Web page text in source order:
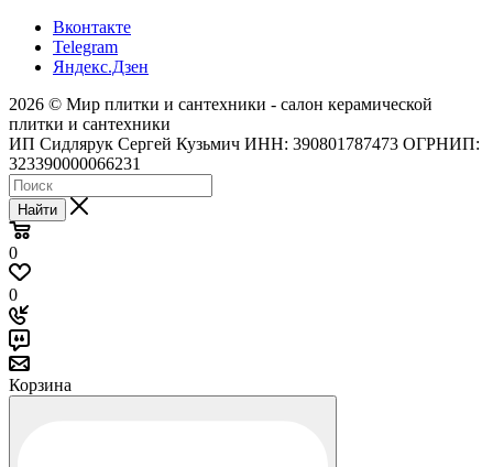
Вконтакте
Telegram
Яндекс.Дзен
2026 © Мир плитки и сантехники - салон керамической
плитки и сантехники
ИП Сидлярук Сергей Кузьмич ИНН: 390801787473 ОГРНИП:
323390000066231
Найти
0
0
Корзина